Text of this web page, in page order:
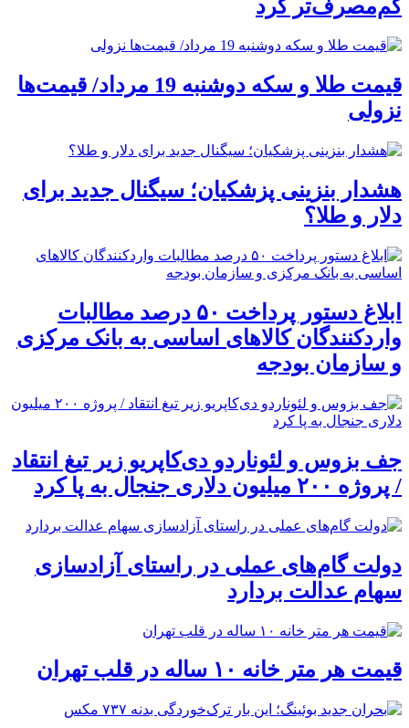
کم‌مصرف‌تر کرد
قیمت طلا و سکه دوشنبه 19 مرداد/ قیمت‌ها
نزولی
هشدار بنزینی پزشکیان؛ سیگنال جدید برای
دلار و طلا؟
ابلاغ دستور پرداخت ۵۰ درصد مطالبات
واردکنندگان کالاهای اساسی به بانک مرکزی
و سازمان بودجه
جف بزوس و لئوناردو دی‌کاپریو زیر تیغ انتقاد
/ پروژه ۲۰۰ میلیون دلاری جنجال به پا کرد
دولت گام‌های عملی در راستای آزادسازی
سهام عدالت بردارد
قیمت هر متر خانه ۱۰ ساله در قلب تهران